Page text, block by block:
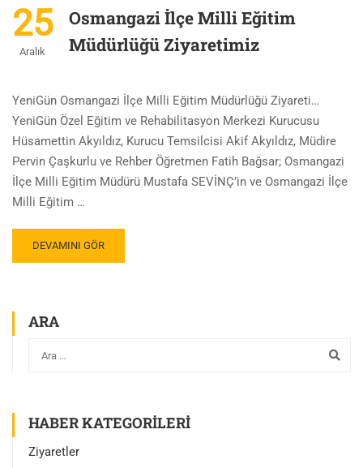
25
Aralık
Osmangazi İlçe Milli Eğitim
Müdürlüğü Ziyaretimiz
YeniGün Osmangazi İlçe Milli Eğitim Müdürlüğü Ziyareti…
YeniGün Özel Eğitim ve Rehabilitasyon Merkezi Kurucusu
Hüsamettin Akyıldız, Kurucu Temsilcisi Akif Akyıldız, Müdire
Pervin Çaşkurlu ve Rehber Öğretmen Fatih Bağsar; Osmangazi
İlçe Milli Eğitim Müdürü Mustafa SEVİNÇ’in ve Osmangazi İlçe
Milli Eğitim …
DEVAMINI GÖR
ARA
HABER KATEGORILERI
Ziyaretler